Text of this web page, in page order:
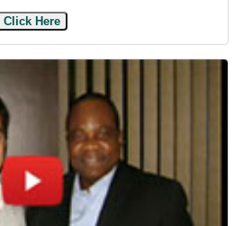
Click Here